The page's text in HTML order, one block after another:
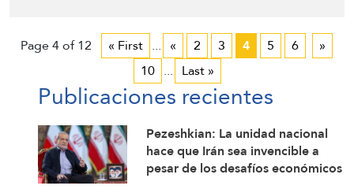
Page 4 of 12 « First ... « 2 3 4 5 6
»
10 ... Last »
Publicaciones recientes
Pezeshkian: La unidad nacional
hace que Irán sea invencible a
pesar de los desafíos económicos